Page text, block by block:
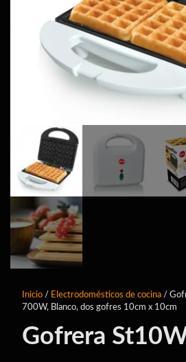
Inicio/ Electrodomésticos de cocina/
700W, Blanco, dos gofres 10cm x 10cm
Gofrera